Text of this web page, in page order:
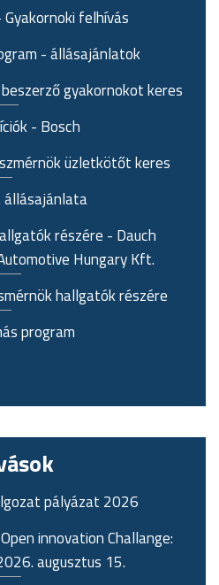
felhívás
- állásajánlatok
gyakornokot keres
- Bosch
üzletkötőt keres
állásajánlata
részére - Dauch
Hungary Kft.
hallgatók részére
program
pályázat 2026
innovation Challange:
augusztus 15.